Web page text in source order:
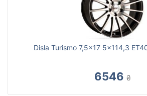
Disla Turismo 7,5x17 5x114,3
6546 ₴